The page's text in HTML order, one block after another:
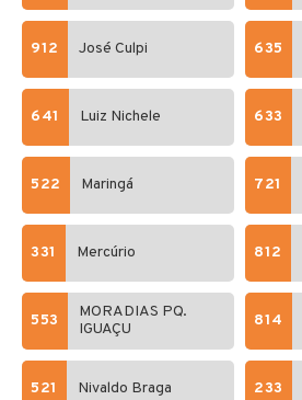
912 José Culpi 635
641 Luiz Nichele 633
522 Maringá 721
331 Mercúrio 812
553
MORADIAS PQ.
IGUAÇU
814
521 Nivaldo Braga 233